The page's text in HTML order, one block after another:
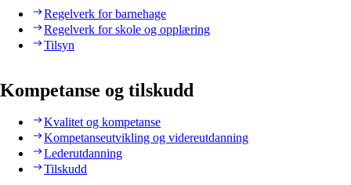
Regelverk for barnehage
Regelverk for skole og opplæring
Tilsyn
Kompetanse og tilskudd
Kvalitet og kompetanse
Kompetanseutvikling og videreutdanning
Lederutdanning
Tilskudd